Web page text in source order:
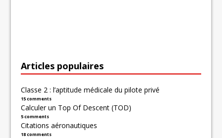
Articles populaires
Classe 2 : l’aptitude médicale du pilote privé
15 comments
Calculer un Top Of Descent (TOD)
5 comments
Citations aéronautiques
18 comments